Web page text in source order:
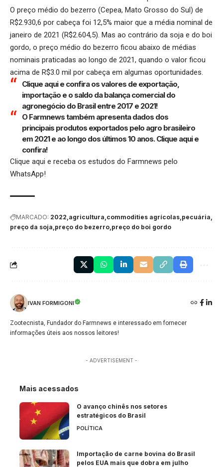
O preço médio do bezerro (Cepea, Mato Grosso do Sul) de
R$2.930,6 por cabeça foi 12,5% maior que a média nominal de
janeiro de 2021 (R$2.604,5). Mas ao contrário da soja e do boi
gordo, o preço médio do bezerro ficou abaixo de médias
nominais praticadas ao longo de 2021, quando o valor ficou
acima de R$3.0 mil por cabeça em algumas oportunidades.
Clique aquie confira os valores de exportação,
importação e o saldo da balança comercial do
agronegócio do Brasil entre 2017 e 2021!
O Farmnews também apresenta dados dos
principais produtos exportados pelo agro brasileiro
em 2021 e ao longo dos últimos 10 anos. Clique aqui e
confira!
Clique aqui e receba os estudos do Farmnews pelo
WhatsApp!
MARCADO: 2022 agricultura commodities agrícolas pecuária
preço da soja preço do bezerro preço do boi gordo
IVAN FORMIGONI
Zootecnista, Fundador do Farmnews e interessado em fornecer
informações úteis aos nossos leitores!
- ADVERTISEMENT -
Mais acessados
O avanço chinês nos setores
estratégicos do Brasil
POLÍTICA
Importação de carne bovina do Brasil
pelos EUA mais que dobra em julho